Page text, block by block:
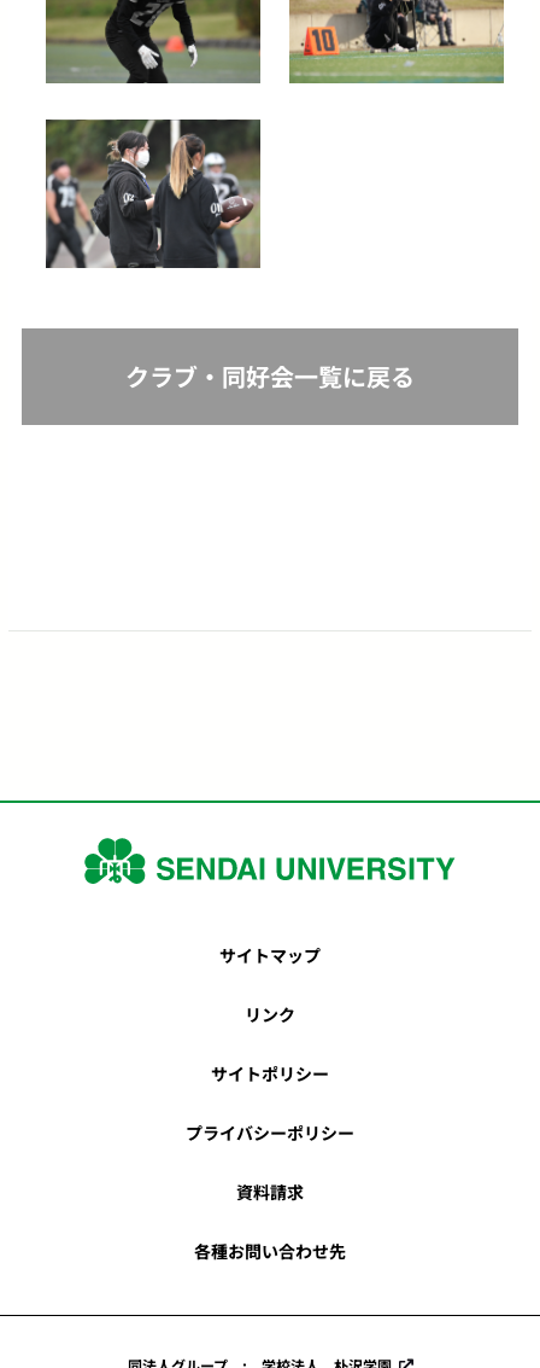
クラブ・同好会一覧に戻る
サイトマップ
リンク
サイトポリシー
プライバシーポリシー
資料請求
各種お問い合わせ先